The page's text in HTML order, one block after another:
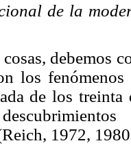
de la
debemos
los
de los
1972,